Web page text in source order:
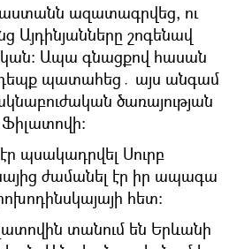
ազատագրվեց, ու
Այդինյանները շոգենավ
Ապա գնացքով հասան
պատահեց․ այս անգամ
ծառայության
պսակադրվել Սուրբ
ժամանել էր իր ապագա
հետ։
տանում են Երևանի